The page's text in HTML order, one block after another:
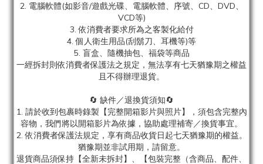
2. 電腦軟體(如影音/遊戲光碟、電腦軟體、序號、CD、DVD、
VCD等)
3. 依消費者要求所為之客製化給付
4. 個人衛生用品(刮鬍刀、耳機等)等
5. 盲盒、隨機抽包、福袋等商品
一經拆封則依消費者保護法之規定，無法享有七天猶豫期之權益
且不得辦理退貨。
🔄 缺件／退換貨須知🔄
1. 請於收到包裹時錄製【完整開箱影片與照片】，須包含完整內
容物，我們將以開箱影片為依據，協助處理補寄／換貨事宜。
2. 依消費者保護法規定，享有商品收貨日起七天猶豫期的權益。
猶豫期並非試用期，請留意。
退貨商品須保持【全新未拆封】、【包裝完整（含商品、配件、